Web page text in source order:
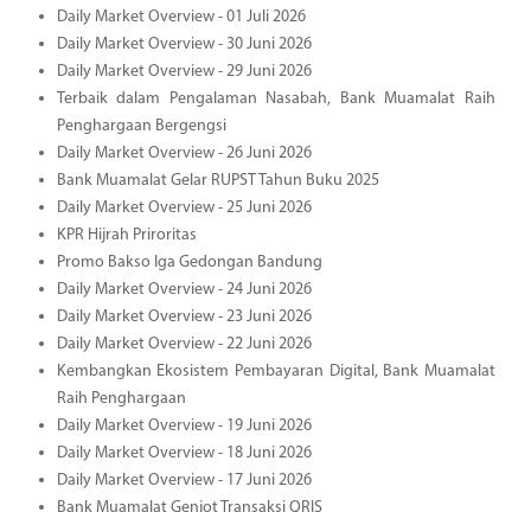
Daily Market Overview - 01 Juli 2026
Daily Market Overview - 30 Juni 2026
Daily Market Overview - 29 Juni 2026
Terbaik dalam Pengalaman Nasabah, Bank Muamalat Raih
Penghargaan Bergengsi
Daily Market Overview - 26 Juni 2026
Bank Muamalat Gelar RUPST Tahun Buku 2025
Daily Market Overview - 25 Juni 2026
KPR Hijrah Priroritas
Promo Bakso Iga Gedongan Bandung
Daily Market Overview - 24 Juni 2026
Daily Market Overview - 23 Juni 2026
Daily Market Overview - 22 Juni 2026
Kembangkan Ekosistem Pembayaran Digital, Bank Muamalat
Raih Penghargaan
Daily Market Overview - 19 Juni 2026
Daily Market Overview - 18 Juni 2026
Daily Market Overview - 17 Juni 2026
Bank Muamalat Genjot Transaksi QRIS